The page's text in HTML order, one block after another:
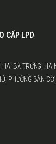
CẤP LPD
BÀ TRƯNG, HÀ
PHƯỜNG BÀN